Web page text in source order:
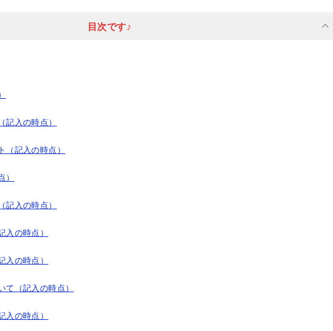
目次です♪
記入の時点）
（記入の時点）
）
記入の時点）
入の時点）
入の時点）
て（記入の時点）
入の時点）